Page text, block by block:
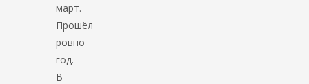
март.
Прошёл
ровно
год.
В